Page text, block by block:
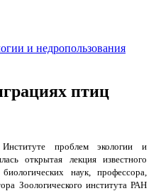
и недропользования
птиц
проблем экологии и
открытая лекция известного
наук, профессора,
Зоологического института РАН